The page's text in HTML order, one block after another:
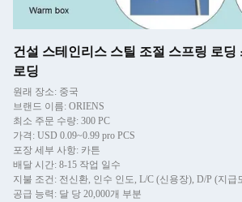
건설 스테인리스 스틸 조절 스프링 로딩
로딩
원래 장소: 중국
브랜드 이름: ORIENS
최소 주문 수량: 300 PC
가격: USD 0.09~0.99 pro PCS
포장 세부 사항: 카튼
배달 시간: 8-15 작업 일수
공급 능력: 달 당 20,000개 부분